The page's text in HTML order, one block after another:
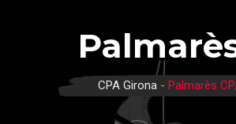
CPA Girona - Palmarès